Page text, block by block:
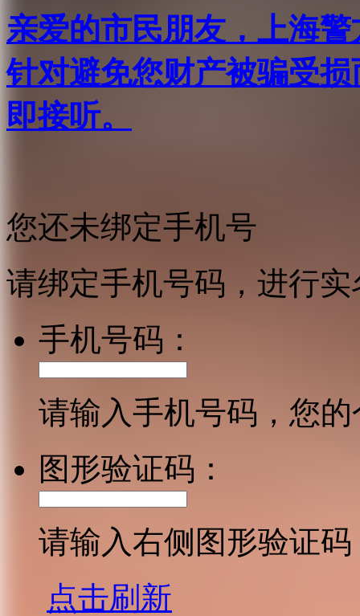
亲爱的市民朋友，上海
针对避免您财产被骗受
即接听。
您还未绑定手机号
请绑定手机号码，进行
手机号码：
请输入手机号码，您
图形验证码：
请输入右侧图形验证码
点击刷新